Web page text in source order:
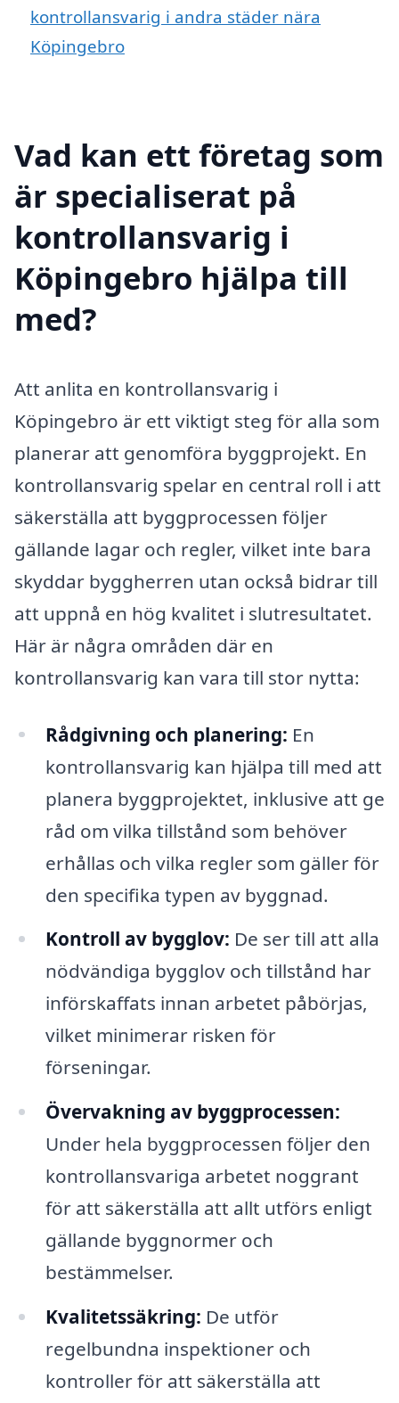
kontrollansvarig i andra städer nära
Köpingebro
Vad kan ett företag som
är specialiserat på
kontrollansvarig i
Köpingebro hjälpa till
med?
Att anlita en kontrollansvarig i
Köpingebro är ett viktigt steg för alla som
planerar att genomföra byggprojekt. En
kontrollansvarig spelar en central roll i att
säkerställa att byggprocessen följer
gällande lagar och regler, vilket inte bara
skyddar byggherren utan också bidrar till
att uppnå en hög kvalitet i slutresultatet.
Här är några områden där en
kontrollansvarig kan vara till stor nytta:
Rådgivning och planering: En
kontrollansvarig kan hjälpa till med att
planera byggprojektet, inklusive att ge
råd om vilka tillstånd som behöver
erhållas och vilka regler som gäller för
den specifika typen av byggnad.
Kontroll av bygglov: De ser till att alla
nödvändiga bygglov och tillstånd har
införskaffats innan arbetet påbörjas,
vilket minimerar risken för
förseningar.
Övervakning av byggprocessen:
Under hela byggprocessen följer den
kontrollansvariga arbetet noggrant
för att säkerställa att allt utförs enligt
gällande byggnormer och
bestämmelser.
Kvalitetssäkring: De utför
regelbundna inspektioner och
kontroller för att säkerställa att